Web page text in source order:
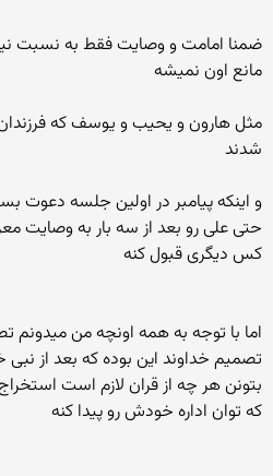
ضمنا امامت و وصایت فقط به
مانع اون نمیشه
مثل هارون و یحیب و یوسف که فرزندان و
شدند
و اینکه پیامبر در اولین جلسه دعوت
حتی علی رو بعد از سه بار به وصایت
کس دیگری قبول کنه
اما با توجه به همه اونچه من میدونم
تصمیم خداوند این بوده که بعد از
بتونن هر چه از قران لازم است
که توان اداره خودش رو پیدا کنه